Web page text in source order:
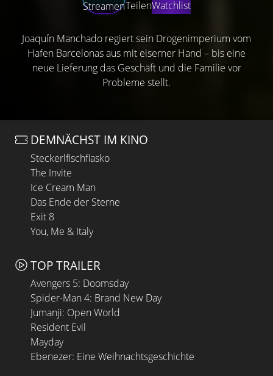
StreamenTeilenWatchlist
Joaquín Manchado regiert sein Drogenimperium vom
Hafen Barcelonas aus mit eiserner Hand – bis eine
neue Lieferung das Geschäft und die Familie vor
Probleme stellt.
DEMNÄCHST IM KINO
Steckerlfischfiasko
The Invite
Ice Cream Man
Das Ende der Sterne
Exit 8
You, Me & Italy
TOP TRAILER
Avengers 5: Doomsday
Spider-Man 4: Brand New Day
Jumanji: Open World
Resident Evil
Mayday
Ebenezer: Eine Weihnachtsgeschichte